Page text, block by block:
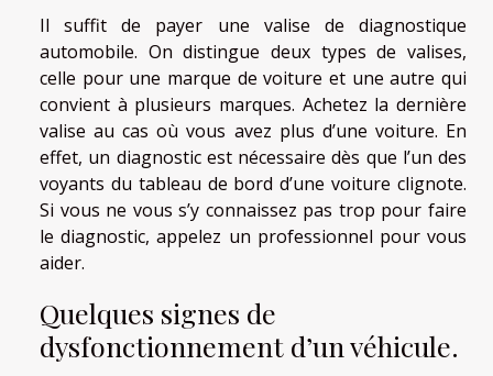
Il suffit de payer une valise de diagnostique
automobile. On distingue deux types de valises,
celle pour une marque de voiture et une autre qui
convient à plusieurs marques. Achetez la dernière
valise au cas où vous avez plus d’une voiture. En
effet, un diagnostic est nécessaire dès que l’un des
voyants du tableau de bord d’une voiture clignote.
Si vous ne vous s’y connaissez pas trop pour faire
le diagnostic, appelez un professionnel pour vous
aider.
Quelques signes de
dysfonctionnement d’un véhicule.